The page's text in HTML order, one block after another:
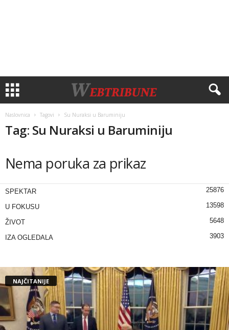
Naslovnica Tagovi Su Nuraksi u Baruminiju
Tag: Su Nuraksi u Baruminiju
Nema poruka za prikaz
SPEKTAR 25876
U FOKUSU 13598
ŽIVOT 5648
IZA OGLEDALA 3903
NAJČITANIJE